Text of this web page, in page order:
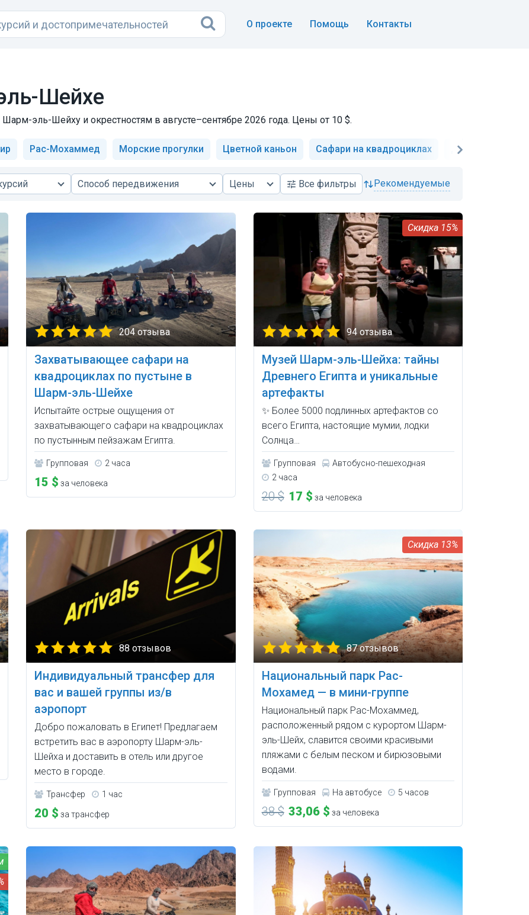
О проекте Помощь Контакты
Шейхе
эль-Шейху и окрестностям в августе–сентябре 2026 года. Цены от 10 $.
Рас-Мохаммед Морские прогулки Цветной каньон Сафари на квадроциклах Дайвинг
Способ передвижения Цены Всефильтры рекомендуемые
204 отзыва
Захватывающее сафари на
квадроциклах по пустыне в
Шарм-эль-Шейхе
Испытайте острые ощущения от
захватывающего сафари на квадроциклах
по пустынным пейзажам Египта.
Групповая 2 часа
15 $ за человека
15%
94 отзыва
Музей Шарм-эль-Шейха: тайны
Древнего Египта и уникальные
артефакты
✨ Более 5000 подлинных артефактов со
всего Египта, настоящие мумии, лодки
Солнца…
Групповая
Автобусно-пешеходная
2 часа
20 $ 17 $ за человека
88 отзывов
Индивидуальный трансфер для
вас и вашей группы из/в
аэропорт
Добро пожаловать в Египет! Предлагаем
встретить вас в аэропорту Шарм-эль-
Шейха и доставить в отель или другое
место в городе.
Трансфер 1 час
20 $ за трансфер
13%
87 отзывов
Национальный парк Рас-
Мохамед — в мини-группе
Национальный парк Рас-Мохаммед,
расположенный рядом с курортом Шарм-
эль-Шейх, славится своими красивыми
пляжами с белым песком и бирюзовыми
водами.
Групповая На автобусе 5 часов
38 $ 33,06 $ за человека